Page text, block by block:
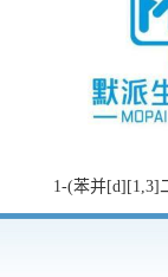
1-(苯并[d][1,3]